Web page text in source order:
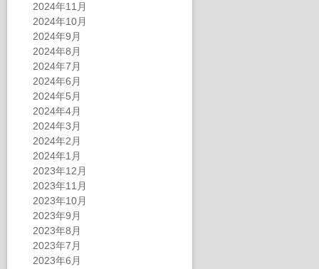
2024年11月
2024年10月
2024年9月
2024年8月
2024年7月
2024年6月
2024年5月
2024年4月
2024年3月
2024年2月
2024年1月
2023年12月
2023年11月
2023年10月
2023年9月
2023年8月
2023年7月
2023年6月